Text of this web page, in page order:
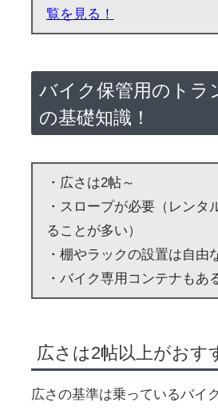
覧を見る！
バイク保管用のトラ
の基礎知識！
・広さは2帖～
・スロープが必要（レンタ
ることが多い）
・棚やラックの設置は自由
・バイク専用コンテナもあ
広さは2帖以上がおす
広さの基準は乗っているバイ